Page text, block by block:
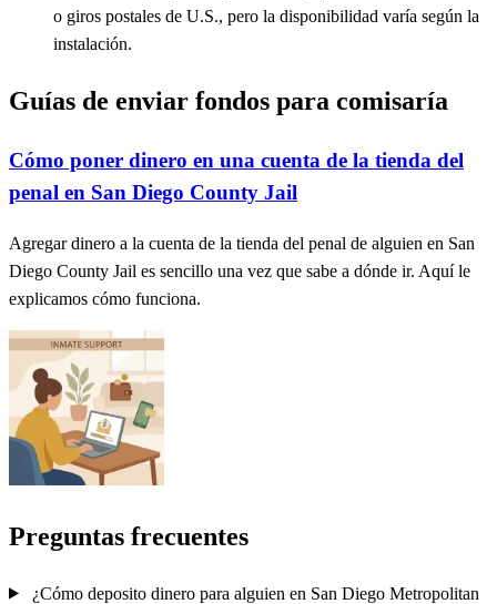
o giros postales de U.S., pero la disponibilidad varía según la
instalación.
Guías de enviar fondos para comisaría
Cómo poner dinero en una cuenta de la tienda del
penal en San Diego County Jail
Agregar dinero a la cuenta de la tienda del penal de alguien en San
Diego County Jail es sencillo una vez que sabe a dónde ir. Aquí le
explicamos cómo funciona.
Preguntas frecuentes
¿Cómo deposito dinero para alguien en San Diego Metropolitan